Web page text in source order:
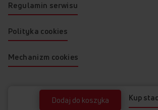
Dodaj do koszyka Kup
© 2026 AMICA
Regulamin serwisu
Polityka cookies
Mechanizm cookies